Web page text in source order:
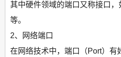
其中硬件领域的端口又称接口
等。
2、网络端口
在网络技术中，端口（Port）有